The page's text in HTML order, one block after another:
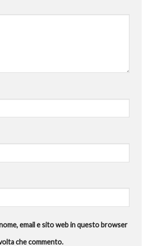
email e sito web in questo browser
che commento.